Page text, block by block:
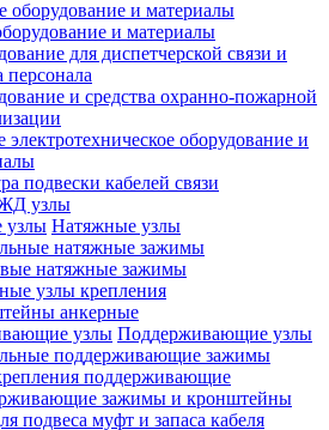
и материалы
для диспетчерской связи и
персонала
и средства охранно-пожарной
электротехническое оборудование и
подвески кабелей связи
узлы
Натяжные узлы
натяжные зажимы
натяжные зажимы
узлы крепления
анкерные
Поддерживающие узлы
поддерживающие зажимы
поддерживающие
зажимы и кронштейны